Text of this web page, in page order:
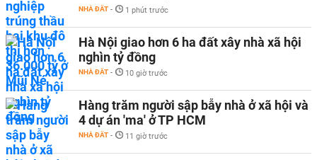
NHÀ ĐẤT - 1 phút trước
Hà Nội giao hơn 6 ha đất xây nhà xã hội
nghìn tỷ đồng
NHÀ ĐẤT - 10 giờ trước
Hàng trăm người sập bẫy nhà ở xã hội và
4 dự án 'ma' ở TP HCM
NHÀ ĐẤT - 11 giờ trước